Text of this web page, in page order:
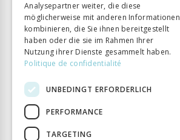
Analysepartner weiter, die diese
möglicherweise mit anderen Informationen
kombinieren, die Sie ihnen bereitgestellt
haben oder die sie im Rahmen Ihrer
Nutzung ihrer Dienste gesammelt haben.
Politique de confidentialité
UNBEDINGT ERFORDERLICH
PERFORMANCE
TARGETING